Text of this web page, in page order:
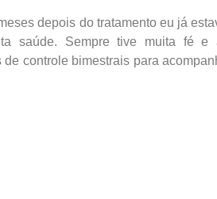
depois do tratamento eu já
saúde. Sempre tive muita fé e
controle bimestrais para